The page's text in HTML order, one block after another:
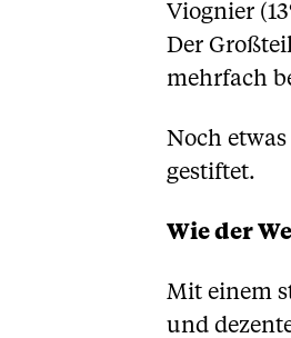
Viognier
Der
mehrfach
Noch
gestiftet.
Wie der
Mit einem
und